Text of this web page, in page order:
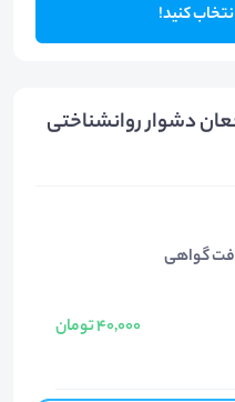
کنید!
دشوار روانشناختی
گواهی
40,000 تومان